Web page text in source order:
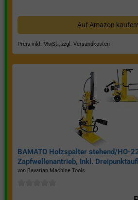
Auf Amazon
Preis inkl. MwSt., zzgl. Versandkosten
BAMATO Holzspalter stehend/HO-
Zapfwellenantrieb, Inkl.
Spaltkraft 22 Tonnen*
von Bavarian Machine Tools